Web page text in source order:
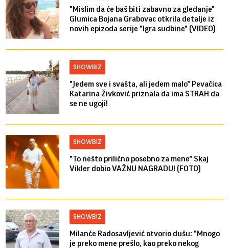
"Mislim da će baš biti zabavno za gledanje"
Glumica Bojana Grabovac otkrila detalje iz
novih epizoda serije "Igra sudbine" (VIDEO)
SHOWBIZ
"Jedem sve i svašta, ali jedem malo" Pevačica
Katarina Živković priznala da ima STRAH da
se ne ugoji!
SHOWBIZ
"To nešto prilično posebno za mene" Skaj
Vikler dobio VAŽNU NAGRADU! (FOTO)
SHOWBIZ
Milanče Radosavljević otvorio dušu: "Mnogo
je preko mene prešlo, kao preko nekog